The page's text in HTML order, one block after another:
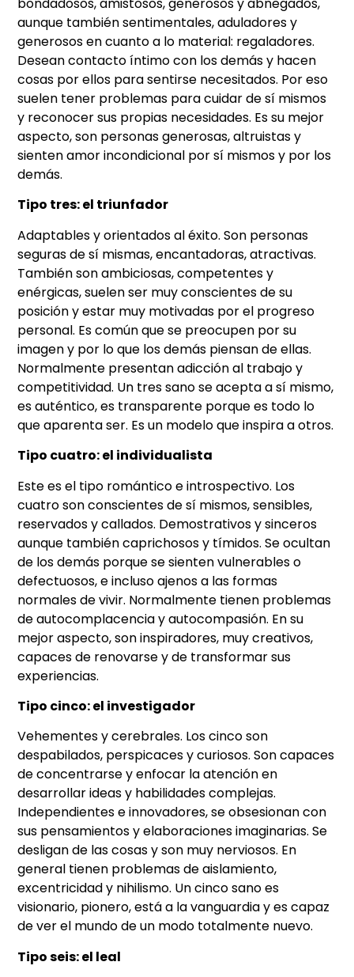
aunque también sentimentales, aduladores y
generosos en cuanto a lo material: regaladores.
Desean contacto íntimo con los demás y hacen
cosas por ellos para sentirse necesitados. Por eso
suelen tener problemas para cuidar de sí mismos
y reconocer sus propias necesidades. Es su mejor
aspecto, son personas generosas, altruistas y
sienten amor incondicional por sí mismos y por los
demás.
Tipo tres: el triunfador
Adaptables y orientados al éxito. Son personas
seguras de sí mismas, encantadoras, atractivas.
También son ambiciosas, competentes y
enérgicas, suelen ser muy conscientes de su
posición y estar muy motivadas por el progreso
personal. Es común que se preocupen por su
imagen y por lo que los demás piensan de ellas.
Normalmente presentan adicción al trabajo y
competitividad. Un tres sano se acepta a sí mismo,
es auténtico, es transparente porque es todo lo
que aparenta ser. Es un modelo que inspira a otros.
Tipo cuatro: el individualista
Este es el tipo romántico e introspectivo. Los
cuatro son conscientes de sí mismos, sensibles,
reservados y callados. Demostrativos y sinceros
aunque también caprichosos y tímidos. Se ocultan
de los demás porque se sienten vulnerables o
defectuosos, e incluso ajenos a las formas
normales de vivir. Normalmente tienen problemas
de autocomplacencia y autocompasión. En su
mejor aspecto, son inspiradores, muy creativos,
capaces de renovarse y de transformar sus
experiencias.
Tipo cinco: el investigador
Vehementes y cerebrales. Los cinco son
despabilados, perspicaces y curiosos. Son capaces
de concentrarse y enfocar la atención en
desarrollar ideas y habilidades complejas.
Independientes e innovadores, se obsesionan con
sus pensamientos y elaboraciones imaginarias. Se
desligan de las cosas y son muy nerviosos. En
general tienen problemas de aislamiento,
excentricidad y nihilismo. Un cinco sano es
visionario, pionero, está a la vanguardia y es capaz
de ver el mundo de un modo totalmente nuevo.
Tipo seis: el leal